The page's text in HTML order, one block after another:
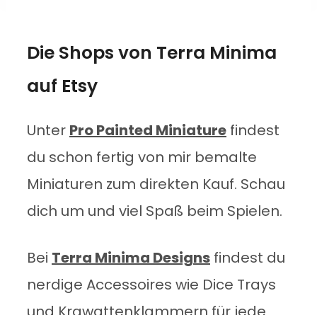
Die Shops von Terra Minima
auf Etsy
Unter Pro Painted Miniature findest
du schon fertig von mir bemalte
Miniaturen zum direkten Kauf. Schau
dich um und viel Spaß beim Spielen.
Bei Terra Minima Designs findest du
nerdige Accessoires wie Dice Trays